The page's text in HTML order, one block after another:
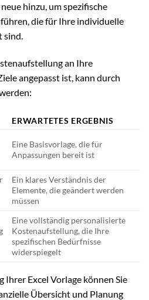
hinzu, um spezifische
die für Ihre individuelle
sind.
an Ihre
angepasst ist, kann durch
ERWARTETES ERGEBNIS
Eine Basisvorlage, die für
Anpassungen bereit ist
Ein klares Verständnis der
Elemente, die geändert werden
müssen
Eine vollständig personalisierte
Kostenaufstellung, die Ihre
spezifischen Bedürfnisse
widerspiegelt
Ihrer Excel Vorlage können Sie
Übersicht und Planung